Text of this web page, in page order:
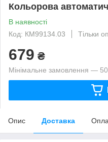
Кольорова
В наявності
Код: КМ99134.03
Тільки
679 ₴
Мінімальне замовлення —
Опис Доставка